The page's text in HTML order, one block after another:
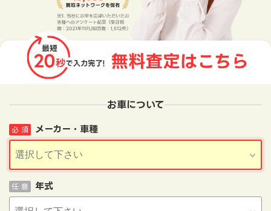
お車について
メーカー・車種
必 須
年式
任 意